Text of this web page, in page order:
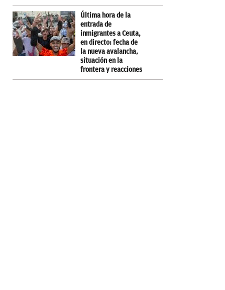
Última hora de la
entrada de
inmigrantes a Ceuta,
en directo: fecha de
la nueva avalancha,
situación en la
frontera y reacciones